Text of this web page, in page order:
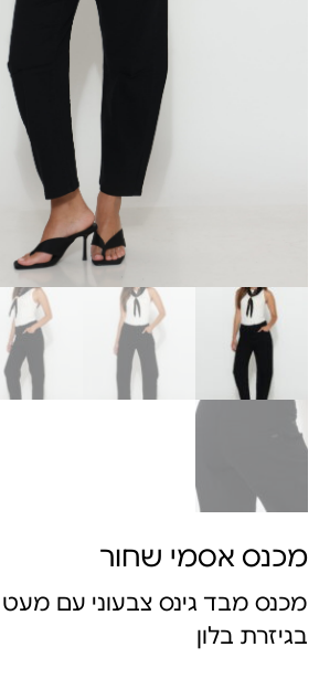
מכנס אסמי שחור
מכנס מבד גינס צבעוני עם מעט
בגיזרת בלון